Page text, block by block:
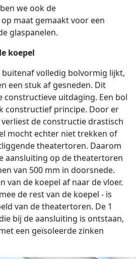
we ook de
maat gemaakt voor een
glaspanelen.
koepel
buitenaf volledig bolvormig lijkt,
een stuk af gesneden. Dit
uitdaging. Een bol
constructief principe. Door er
de constructie drastisch
mocht echter niet trekken of
theatertoren. Daarom
aansluiting op de theatertoren
van 500 mm in doorsnede.
van de koepel af naar de vloer.
de rest van de koepel - is
van de theatertoren. De 1
bij de aansluiting is ontstaan,
een geïsoleerde zinken